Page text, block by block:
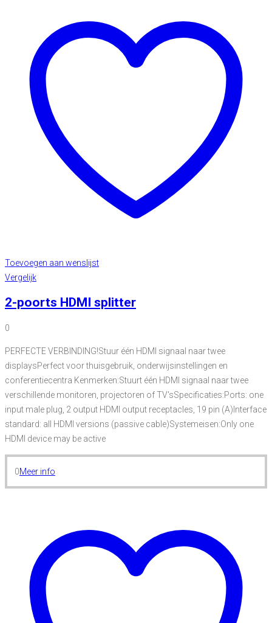
Toevoegen aan wenslijst
Vergelijk
2-poorts HDMI splitter
0
PERFECTE VERBINDING!Stuur één HDMI signaal naar twee
displaysPerfect voor thuisgebruik, onderwijsinstellingen en
conferentiecentra Kenmerken:Stuurt één HDMI signaal naar twee
verschillende monitoren, projectoren of TV'sSpecificaties:Ports: one
input male plug, 2 output HDMI output receptacles, 19 pin (A)Interface
standard: all HDMI versions (passive cable)Systemeisen:Only one
HDMI device may be active
0Meer info